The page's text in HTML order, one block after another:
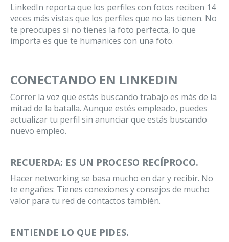
LinkedIn reporta que los perfiles con fotos reciben 14
veces más vistas que los perfiles que no las tienen. No
te preocupes si no tienes la foto perfecta, lo que
importa es que te humanices con una foto.
CONECTANDO EN LINKEDIN
Correr la voz que estás buscando trabajo es más de la
mitad de la batalla. Aunque estés empleado, puedes
actualizar tu perfil sin anunciar que estás buscando
nuevo empleo.
RECUERDA: ES UN PROCESO RECÍPROCO.
Hacer networking se basa mucho en dar y recibir. No
te engañes: Tienes conexiones y consejos de mucho
valor para tu red de contactos también.
ENTIENDE LO QUE PIDES.